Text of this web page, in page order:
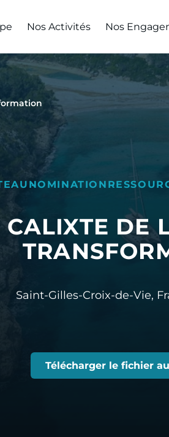
Nos Activités Nos
NOMINATION
DE
Saint-Gilles-Croix-de-Vie,
Télécharger le fichier